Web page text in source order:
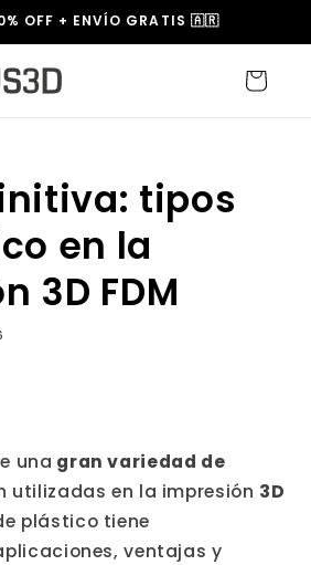
OFF + ENVÍO GRATIS 🇦🇷
Carrito
tipos
en la
3D FDM
una gran variedad de
utilizadas en la impresión 3D
plástico tiene
ventajas y